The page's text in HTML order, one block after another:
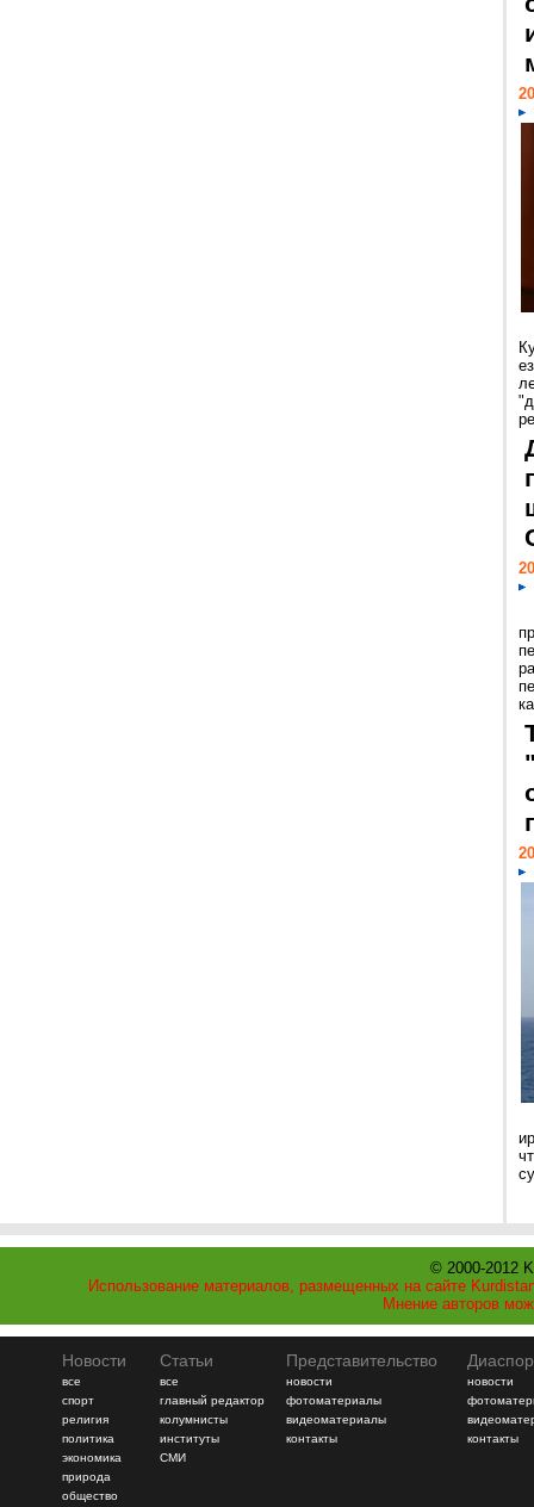
© 2000-2012
Использование материалов, размещенных на сайте
Мнение авторов
Новости
все
спорт
религия
политика
экономика
природа
общество
Статьи
все
главный редактор
колумнисты
институты
СМИ
Представительство
новости
фотоматериалы
видеоматериалы
контакты
новости
контакты